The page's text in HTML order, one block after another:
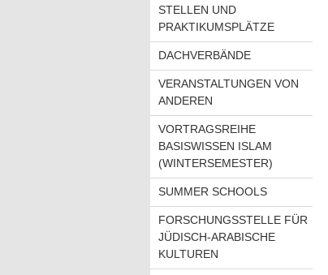
STELLEN UND
PRAKTIKUMSPLÄTZE
DACHVERBÄNDE
VERANSTALTUNGEN VON
ANDEREN
VORTRAGSREIHE
BASISWISSEN ISLAM
(WINTERSEMESTER)
SUMMER SCHOOLS
FORSCHUNGSSTELLE FÜR
JÜDISCH-ARABISCHE
KULTUREN